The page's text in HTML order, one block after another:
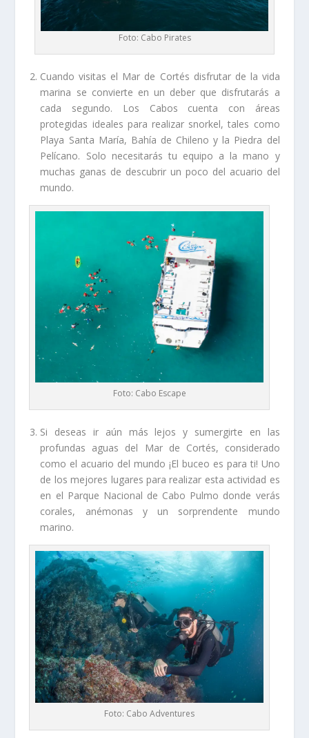
Foto: Cabo Pirates
Cuando visitas el Mar de Cortés disfrutar de la vida
marina se convierte en un deber que disfrutarás a
cada segundo. Los Cabos cuenta con áreas
protegidas ideales para realizar snorkel, tales como
Playa Santa María, Bahía de Chileno y la Piedra del
Pelícano. Solo necesitarás tu equipo a la mano y
muchas ganas de descubrir un poco del acuario del
mundo.
Foto: Cabo Escape
Si deseas ir aún más lejos y sumergirte en las
profundas aguas del Mar de Cortés, considerado
como el acuario del mundo ¡El buceo es para ti! Uno
de los mejores lugares para realizar esta actividad es
en el Parque Nacional de Cabo Pulmo donde verás
corales, anémonas y un sorprendente mundo
marino.
Foto: Cabo Adventures